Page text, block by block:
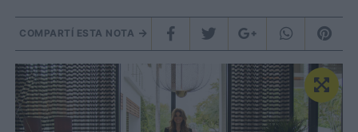
COMPARTÍ ESTA NOTA